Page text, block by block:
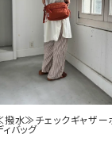
水≫チェックギャザー
ィバッグ